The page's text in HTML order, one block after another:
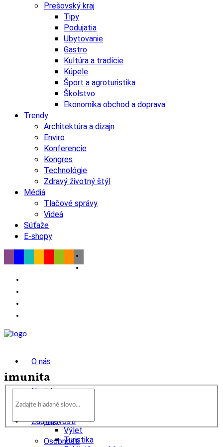
Prešovský kraj
Tipy
Podujatia
Ubytovanie
Gastro
Kultúra a tradície
Kúpele
Šport a agroturistika
Školstvo
Ekonomika obchod a doprava
Trendy
Architektúra a dizajn
Enviro
Konferencie
Kongres
Technológie
Zdravý životný štýl
Médiá
Tlačové správy
Videá
Súťaže
E-shopy
O nás
Novinky
Tipy
Výlet
Turistika
Zaujímavosti
Osobnosti
imunita